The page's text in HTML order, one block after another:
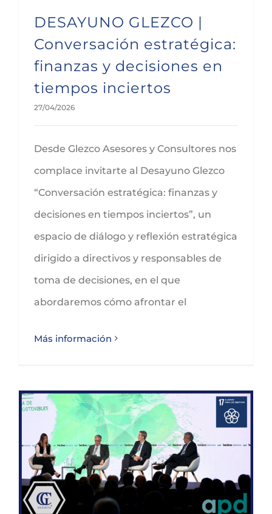
DESAYUNO GLEZCO |
Conversación estratégica:
finanzas y decisiones en
tiempos inciertos
27/04/2026
Desde Glezco Asesores y Consultores nos
complace invitarte al Desayuno Glezco
“Conversación estratégica: finanzas y
decisiones en tiempos inciertos”, un
espacio de diálogo y reflexión estratégica
dirigido a directivos y responsables de
toma de decisiones, en el que
abordaremos cómo afrontar el
Más información